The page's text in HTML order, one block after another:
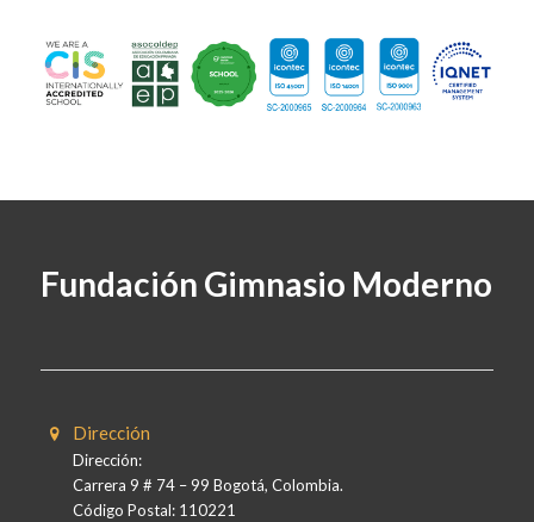
Fundación Gimnasio Moderno
Dirección
Dirección:
Carrera 9 # 74 – 99 Bogotá, Colombia.
Código Postal: 110221